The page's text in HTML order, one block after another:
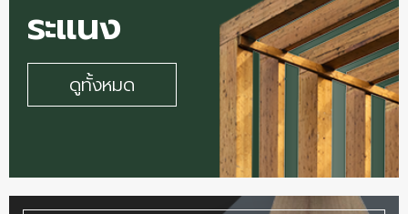
ระแนง
ดูทั้งหมด